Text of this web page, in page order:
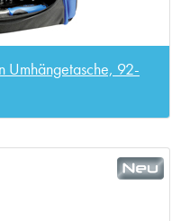
Umhängetasche, 92-